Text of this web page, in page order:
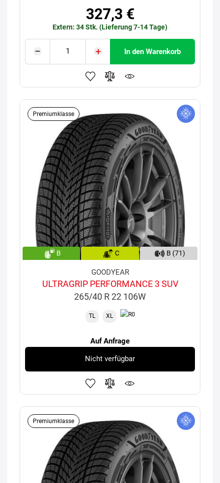
327,3 €
Extern: 34 Stk. (Lieferung 7-14 Tage)
In den Warenkorb
Premiumklasse
B C B (71)
GOODYEAR
ULTRAGRIP PERFORMANCE 3 SUV
265/40 R 22 106W
TL XL
Auf Anfrage
Nicht verfügbar
Premiumklasse